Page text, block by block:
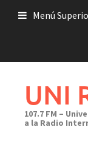
Menú
UNI
107.7 FM –
a la Radio